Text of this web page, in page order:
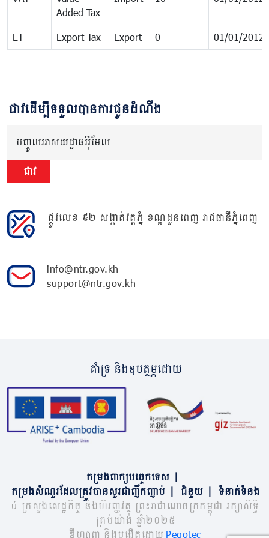
Added Tax
ET Export Tax Export 0 01/01/2012
ជាវដើម្បីទទួលបានការជូនដំណឹង
បញ្ចូលអាសយដ្ឋានអ៊ីមែល
ជាវ
ផ្លូវលេខ ៩២ សង្កាត់វត្តភ្នំ ខណ្ឌដូនពេញ រាជធានីភ្នំពេញ
info@ntr.gov.kh
support@ntr.gov.kh
គាំទ្រ និងឧបត្ថម្ភដោយ
កម្រងពាក្យបច្ចេកទេស
កម្រងសំណួរដែលត្រូវបានសួរជាញឹកញាប់
ជំនួយ
ទំនាក់ទំនង
© ក្រសួងសេដ្ឋកិច្ច និងហិរញ្ញវត្ថុ ព្រះរាជាណាចក្រកម្ពុជា រក្សាសិទ្ធិ
គ្រប់យ៉ាង ឆ្នាំ២០២៥
ឌីហ្សាញ និងបង្កើតដោយ Pegotec